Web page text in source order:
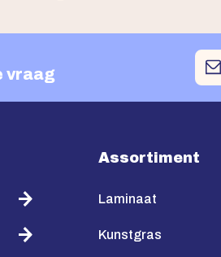
vraag
Assortiment
Laminaat
Kunstgras